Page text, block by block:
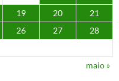
19 20
21
26 27
28
maio »